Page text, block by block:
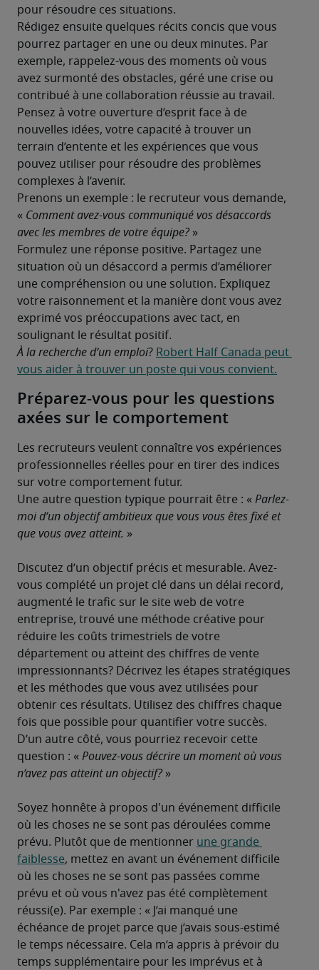
pour résoudre ces situations.
Rédigez ensuite quelques récits concis que vous
pourrez partager en une ou deux minutes. Par
exemple, rappelez-vous des moments où vous
avez surmonté des obstacles, géré une crise ou
contribué à une collaboration réussie au travail.
Pensez à votre ouverture d’esprit face à de
nouvelles idées, votre capacité à trouver un
terrain d’entente et les expériences que vous
pouvez utiliser pour résoudre des problèmes
complexes à l’avenir.
Prenons un exemple : le recruteur vous demande,
« Comment avez-vous communiqué vos désaccords
avec les membres de votre équipe? »
Formulez une réponse positive. Partagez une
situation où un désaccord a permis d’améliorer
une compréhension ou une solution. Expliquez
votre raisonnement et la manière dont vous avez
exprimé vos préoccupations avec tact, en
soulignant le résultat positif.
À la recherche d’un emploi? Robert Half Canada peut
vous aider à trouver un poste qui vous convient.
Préparez-vous pour les questions
axées sur le comportement
Les recruteurs veulent connaître vos expériences
professionnelles réelles pour en tirer des indices
sur votre comportement futur.
Une autre question typique pourrait être : « Parlez-
moi d’un objectif ambitieux que vous vous êtes fixé et
que vous avez atteint. »
Discutez d’un objectif précis et mesurable. Avez-
vous complété un projet clé dans un délai record,
augmenté le trafic sur le site web de votre
entreprise, trouvé une méthode créative pour
réduire les coûts trimestriels de votre
département ou atteint des chiffres de vente
impressionnants? Décrivez les étapes stratégiques
et les méthodes que vous avez utilisées pour
obtenir ces résultats. Utilisez des chiffres chaque
fois que possible pour quantifier votre succès.
D’un autre côté, vous pourriez recevoir cette
question : « Pouvez-vous décrire un moment où vous
n’avez pas atteint un objectif? »
Soyez honnête à propos d'un événement difficile
où les choses ne se sont pas déroulées comme
prévu. Plutôt que de mentionner une grande
faiblesse, mettez en avant un événement difficile
où les choses ne se sont pas passées comme
prévu et où vous n'avez pas été complètement
réussi(e). Par exemple : « J’ai manqué une
échéance de projet parce que j’avais sous-estimé
le temps nécessaire. Cela m’a appris à prévoir du
temps supplémentaire pour les imprévus et à